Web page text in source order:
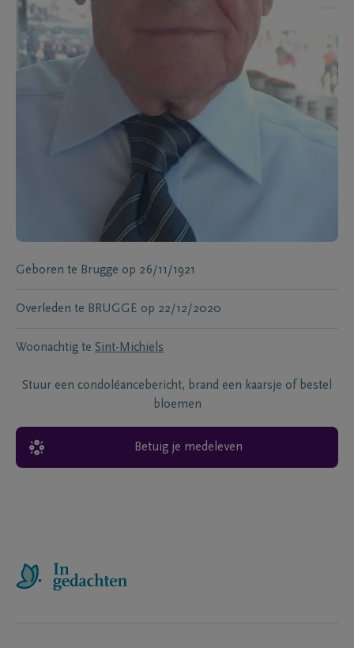
Geboren te Brugge op 26/11/1921
Overleden te BRUGGE op 22/12/2020
Woonachtig te Sint-Michiels
Stuur een condoléancebericht, brand een kaarsje of bestel
bloemen
Betuig je medeleven